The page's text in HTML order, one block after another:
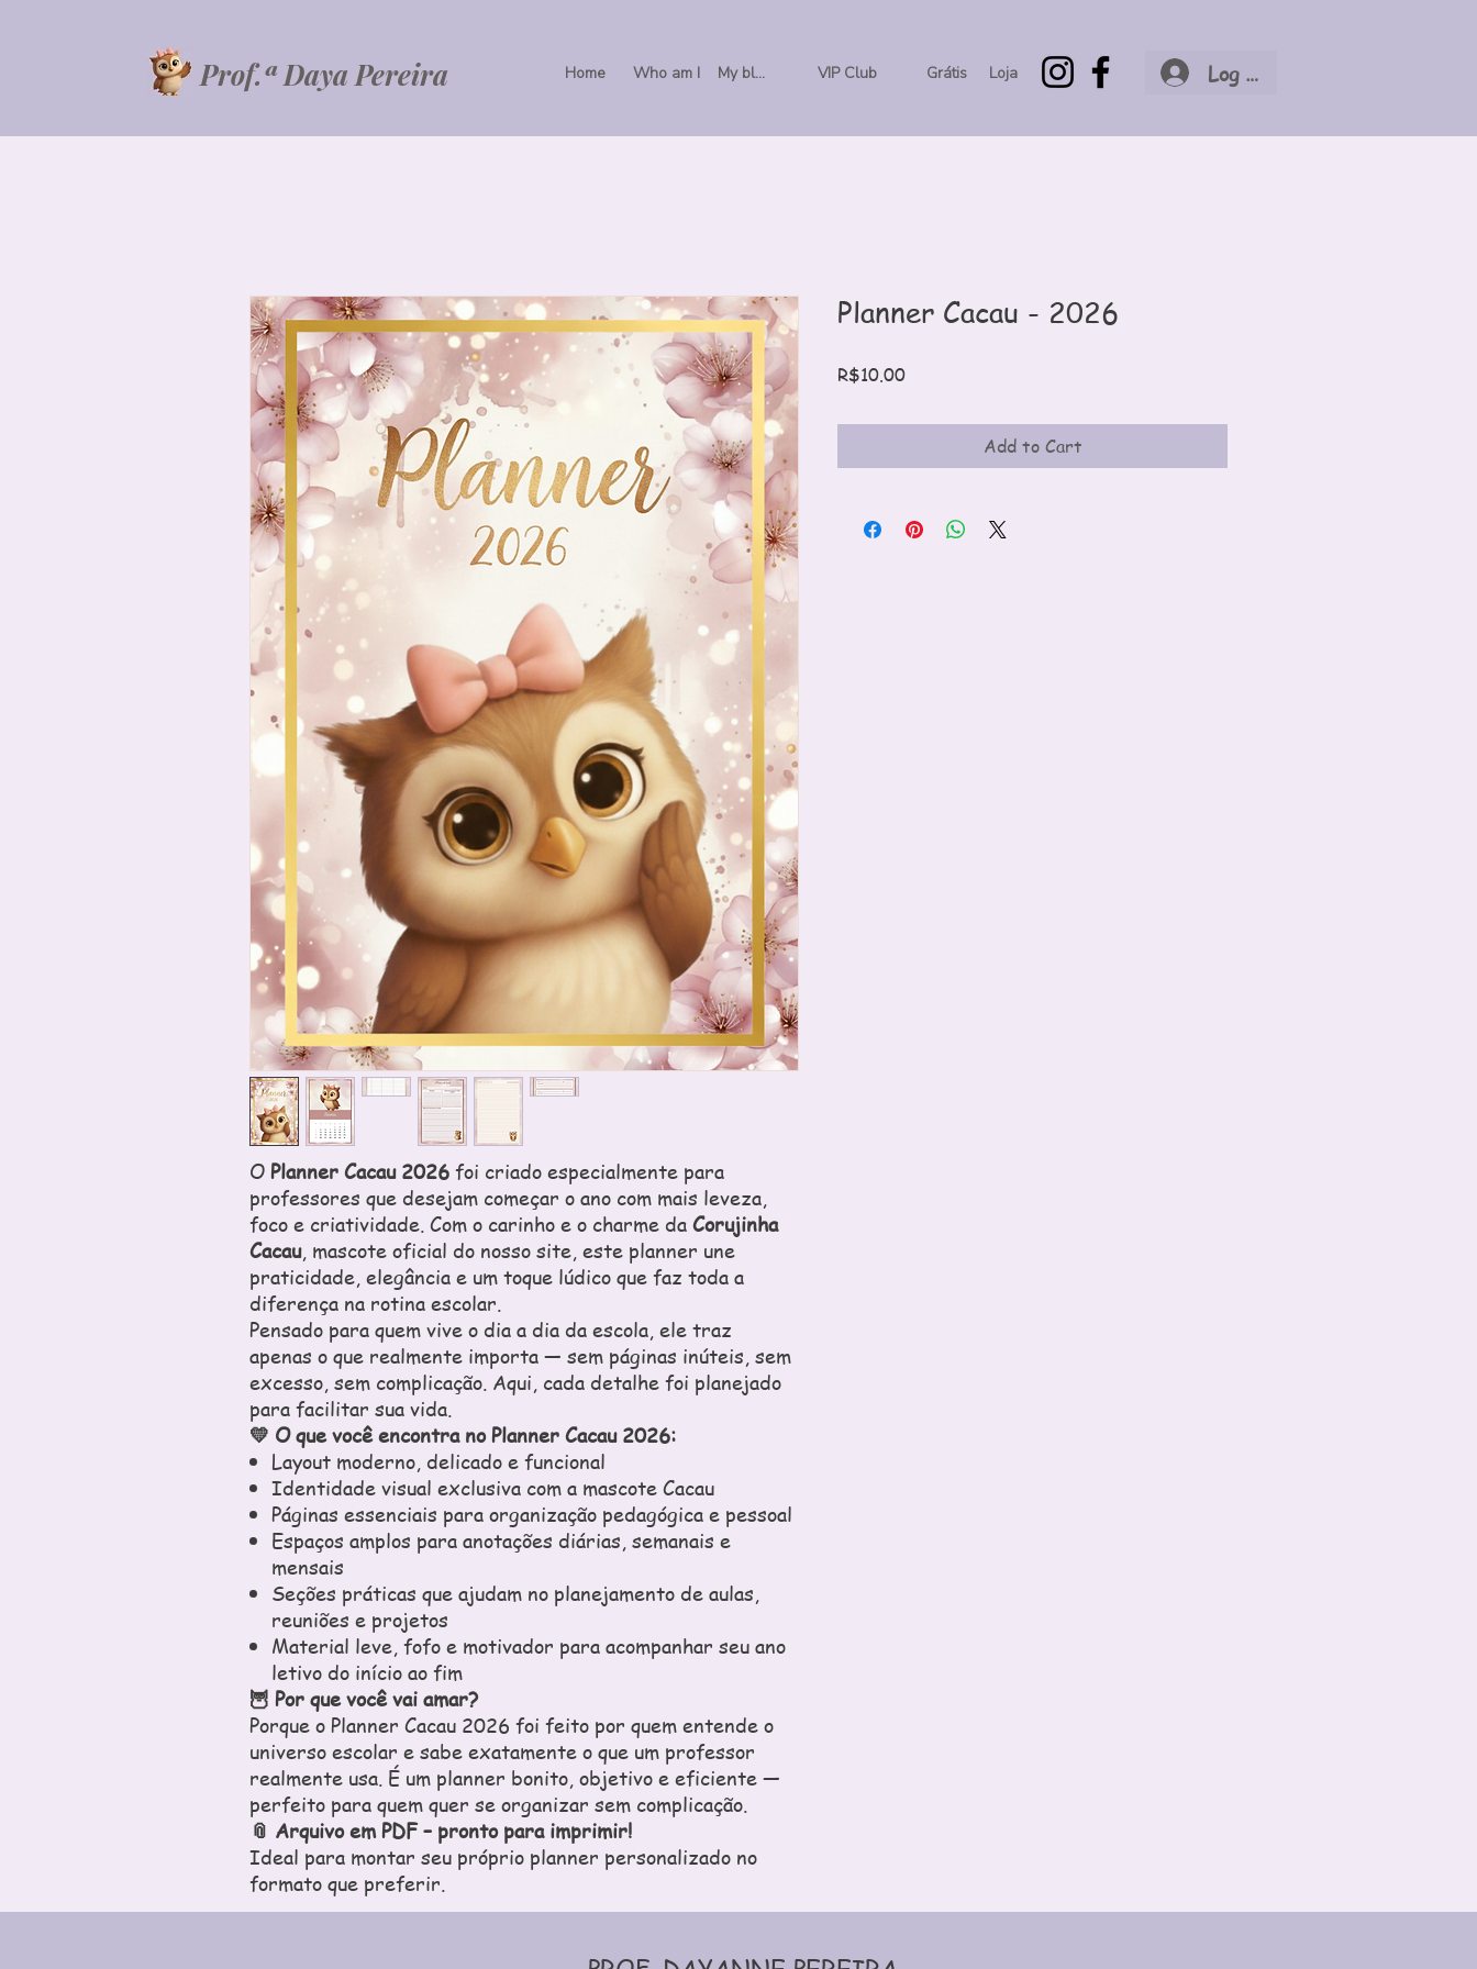
Prof.ª Daya Pereira Home Who am I My blog VIP Club Grátis Loja Log In
O Planner Cacau 2026 foi criado especialmente para
professores que desejam começar o ano com mais leveza,
foco e criatividade. Com o carinho e o charme da Corujinha
Cacau, mascote oficial do nosso site, este planner une
praticidade, elegância e um toque lúdico que faz toda a
diferença na rotina escolar.
Pensado para quem vive o dia a dia da escola, ele traz
apenas o que realmente importa — sem páginas inúteis, sem
excesso, sem complicação. Aqui, cada detalhe foi planejado
para facilitar sua vida.
💛 O que você encontra no Planner Cacau 2026:
Layout moderno, delicado e funcional
Identidade visual exclusiva com a mascote Cacau
Páginas essenciais para organização pedagógica e pessoal
Espaços amplos para anotações diárias, semanais e
mensais
Seções práticas que ajudam no planejamento de aulas,
reuniões e projetos
Material leve, fofo e motivador para acompanhar seu ano
letivo do início ao fim
🦉 Por que você vai amar?
Porque o Planner Cacau 2026 foi feito por quem entende o
universo escolar e sabe exatamente o que um professor
realmente usa. É um planner bonito, objetivo e eficiente —
perfeito para quem quer se organizar sem complicação.
📎 Arquivo em PDF – pronto para imprimir!
Ideal para montar seu próprio planner personalizado no
formato que preferir.
Planner Cacau - 2026
R$10.00Price
Add to Cart